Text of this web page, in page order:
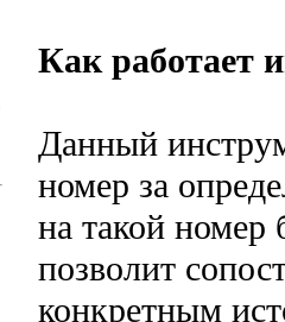
Как работает
Данный
номер за
на такой номер
позволит
конкретным